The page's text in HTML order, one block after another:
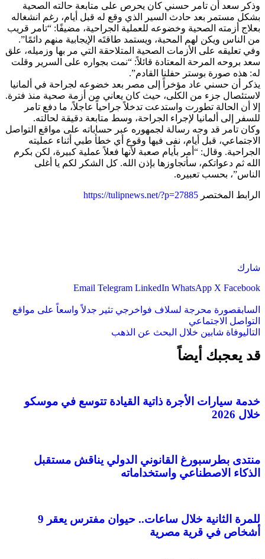
وذكر سعد أن تامر حسني كان يحرص على متابعة حالته الصحية
بشكل مستمر بعد حادث السير الذي وقع له قبل أيام، رغم انشغاله
بعلاج أزمته الصحية وخضوعه للعملية الجراحية، مضيفًا: “تامر قريب
من الناس ويكن لهم المحبة، ويستمد طاقتَه الإيجابية منهم دائمًا”.
وفي تعليقه على الأزمات الصحية المتلاحقة التي مر بها وزميله، علق
سعد بروحه المرحة المعتادة قائلاً: “نمت بجواره على السرير وقلت
له: هذه صورة بوستر حفلنا القادم”.
يذكر أن حسني عاد مؤخراً إلى مصر بعد خضوعه لجراحة في ألمانيا
لاستئصال جزء من الكلى، حيث كان يعاني من أزمة صحية منذ فترة.
إلا أن الحالة تطورت واستدعت تدخلاً جراحياً عاجلاً، ما دفع تامر
للسفر إلى ألمانيا لإجراء الجراحة، وسط متابعة دقيقة لحالته.
وكان تامر قد وجه رسالة لجمهوره عبر حساباته على مواقع التواصل
الاجتماعي، قبل أيام، نفى فيها وقوع أي خطأ طبي أثناء عمليته
الجراحية. وقال: “أمر بأيام صعبة لأنها فعلاً عملية كبيرة، لكن بكرم
الله ثم دعواتكم، سأتجاوزها بإذن الله. كل الشكر لكم يا أغلى
الناس”، بحسب تعبيره.
الرابط المختصر https://tulipnews.net/?p=27885
شارك
Facebook
X
WhatsApp
LinkedIn
Telegram
Email
السابقصورة محرجة لسلاف فواخرجي تثير جدلاً واسعاً على مواقع
التواصل الاجتماعي
التاليوفاة شابين خلال البحث عن الذهب
قد يعجبك أيضاً
خدمة سيارات الأجرة ذاتية القيادة تتوسع في موسكو
خلال 2026
منتدى بطرسبورغ القانوني الدولي يناقش مستقبل
الذكاء الاصطناعي واستخداماته
للمرة الثانية خلال ساعات.. حيوان مفترس يعقر 9
أشخاص في قرية مصرية